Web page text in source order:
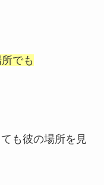
でも
も彼の場所を見